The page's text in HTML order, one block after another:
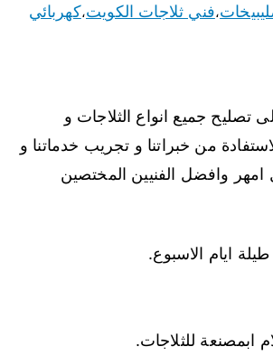
،فني ثلاجات الكويت،كهربائي
تصليح جميع انواع الثلاجات و
من خبراتنا و تجريب خدماتنا و
وافضل الفنيين المختصين
ايام الاسبوع.
ابمصنعة للثلاجات.